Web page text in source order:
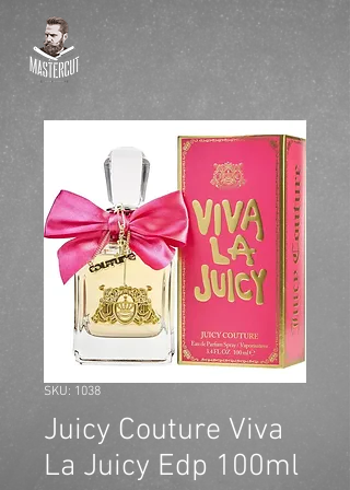
SKU: 1038
Juicy Couture Viva
La Juicy Edp 100ml